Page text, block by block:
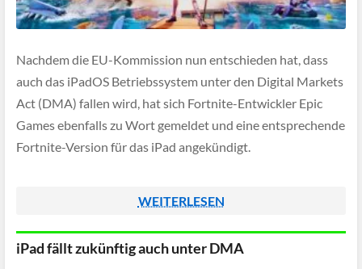
Nachdem die EU-Kommission nun entschieden hat, dass
auch das iPadOS Betriebssystem unter den Digital Markets
Act (DMA) fallen wird, hat sich Fortnite-Entwickler Epic
Games ebenfalls zu Wort gemeldet und eine entsprechende
Fortnite-Version für das iPad angekündigt.
WEITERLESEN
iPad fällt zukünftig auch unter DMA